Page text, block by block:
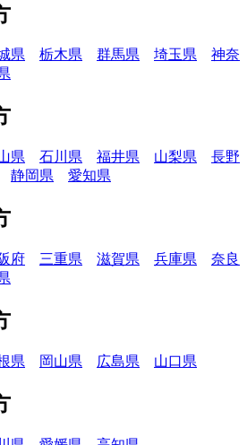
県 栃木県 群馬県 埼玉県
神奈
県 石川県 福井県 山梨県
長野
静岡県 愛知県
府 三重県 滋賀県 兵庫県
奈良
県 岡山県 広島県 山口県